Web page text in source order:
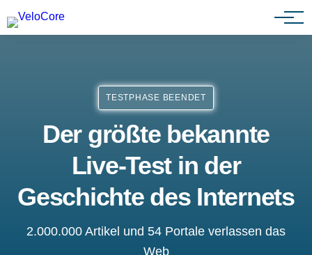
Agenturen & Webdesigner
TESTPHASE BEENDET
Der größte bekannte
Live-Test in der
Geschichte des Internets
2.000.000 Artikel und 54 Portale verlassen das
Web